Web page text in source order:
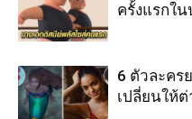
ครั้งแรกใ
6 ตัวละคร
เปลี่ยนให้